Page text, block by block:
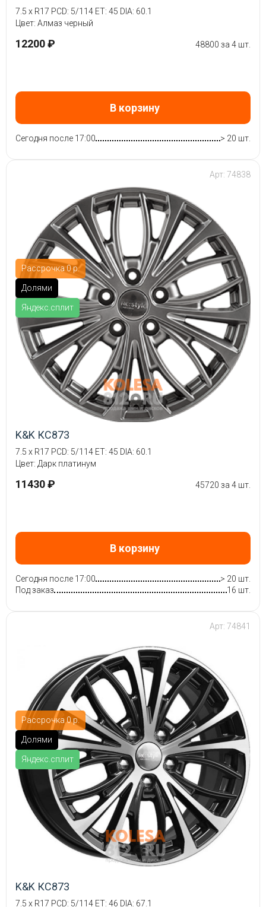
7.5 x R17 PCD: 5/114 ET: 45 DIA: 60.1
Цвет: Алмаз черный
12200 ₽ 48800 за 4 шт.
В корзину
Сегодня после 17:00 > 20 шт.
Рассрочка 0 р.
Долями
Яндекс.сплит
Арт: 74838
K&K КС873
7.5 x R17 PCD: 5/114 ET: 45 DIA: 60.1
Цвет: Дарк платинум
11430 ₽ 45720 за 4 шт.
В корзину
Сегодня после 17:00
> 20 шт.
Под заказ
16 шт.
Рассрочка 0 р.
Долями
Яндекс.сплит
Арт: 74841
K&K КС873
7.5 x R17 PCD: 5/114 ET: 46 DIA: 67.1